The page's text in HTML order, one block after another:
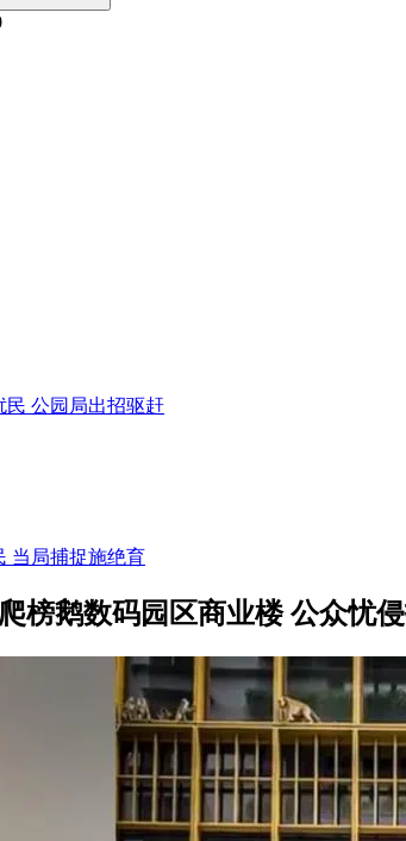
民 公园局出招驱赶
当局捕捉施绝育
榜鹅数码园区商业楼 公众忧